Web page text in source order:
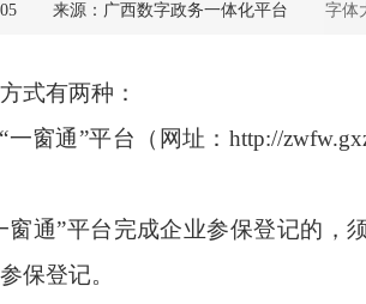
来源：广西数字政务一体化平台 字体
式有两种：
窗通”平台（网址：http://
窗通”平台完成企业参保登记的
保登记。